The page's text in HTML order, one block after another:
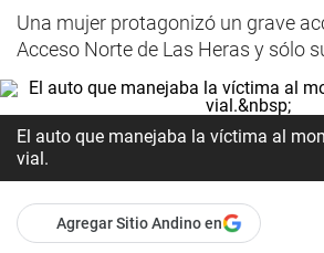
Una mujer protagonizó un grave
Acceso Norte de Las Heras y sólo
El auto que manejaba la víctima al
vial.
Agregar Sitio Andino en